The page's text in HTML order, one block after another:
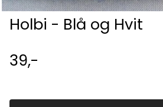
Holbi - Blå og Hvit
39,-